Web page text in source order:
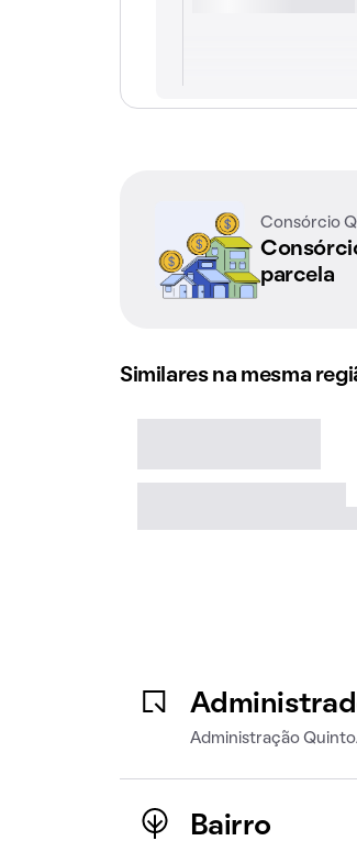
Consórcio
parcela
Similares na mesma
Administração
Bairro